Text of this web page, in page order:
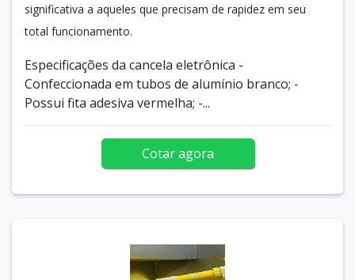
significativa a aqueles que precisam de rapidez em seu
total funcionamento.
Especificações da cancela eletrônica -
Confeccionada em tubos de alumínio branco; -
Possui fita adesiva vermelha; -...
Cotar agora